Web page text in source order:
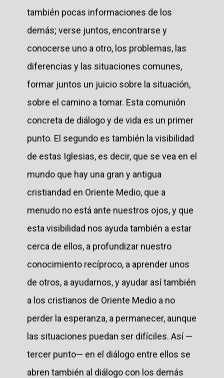
también pocas informaciones de los
demás; verse juntos, encontrarse y
conocerse uno a otro, los problemas, las
diferencias y las situaciones comunes,
formar juntos un juicio sobre la situación,
sobre el camino a tomar. Esta comunión
concreta de diálogo y de vida es un primer
punto. El segundo es también la visibilidad
de estas Iglesias, es decir, que se vea en el
mundo que hay una gran y antigua
cristiandad en Oriente Medio, que a
menudo no está ante nuestros ojos, y que
esta visibilidad nos ayuda también a estar
cerca de ellos, a profundizar nuestro
conocimiento recíproco, a aprender unos
de otros, a ayudarnos, y ayudar así también
a los cristianos de Oriente Medio a no
perder la esperanza, a permanecer, aunque
las situaciones puedan ser difíciles. Así —
tercer punto— en el diálogo entre ellos se
abren también al diálogo con los demás